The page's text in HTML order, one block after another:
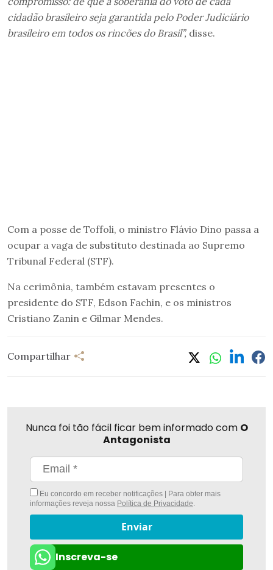
cidadão brasileiro seja garantida pelo Poder Judiciário
brasileiro em todos os rincões do Brasil”, disse.
Com a posse de Toffoli, o ministro Flávio Dino passa a
ocupar a vaga de substituto destinada ao Supremo
Tribunal Federal (STF).
Na cerimônia, também estavam presentes o
presidente do STF, Edson Fachin, e os ministros
Cristiano Zanin e Gilmar Mendes.
Compartilhar
Nunca foi tão fácil ficar bem informado com O
Antagonista
Eu concordo em receber notificações | Para obter mais
informações reveja nossa Política de Privacidade.
Enviar
Inscreva-se